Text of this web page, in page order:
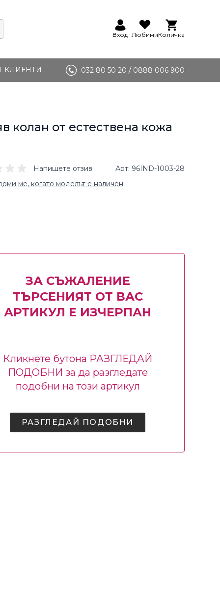
Вход ЛюбимиКоличка
КЛИЕНТИ 032 80 50 20 / 0888 006 900
колан от естествена кожа
Напишете отзив Арт 96IND-1003-28
ме, когато моделът е наличен
ЗА СЪЖАЛЕНИЕ
ТЪРСЕНИЯТ ОТ ВАС
АРТИКУЛ Е ИЗЧЕРПАН
Кликнете бутона РАЗГЛЕДАЙ
ПОДОБНИ за да разгледате
подобни на този артикул
РАЗГЛЕДАЙ ПОДОБНИ